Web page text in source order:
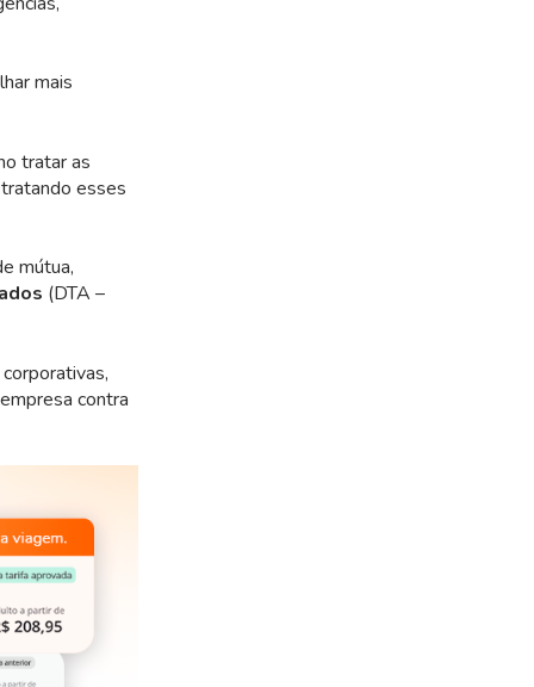
mais
tratar as
esses
mútua,
(DTA –
contra